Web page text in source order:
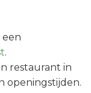
een
.
restaurant in
openingstijden.